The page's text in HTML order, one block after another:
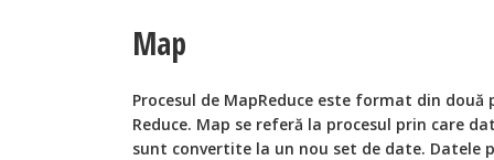
Map
Procesul de MapReduce este format din
Reduce. Map se referă la procesul prin care
sunt convertite la un nou set de date. Datele